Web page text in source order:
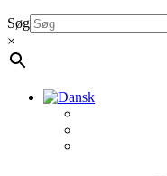
Søg
×